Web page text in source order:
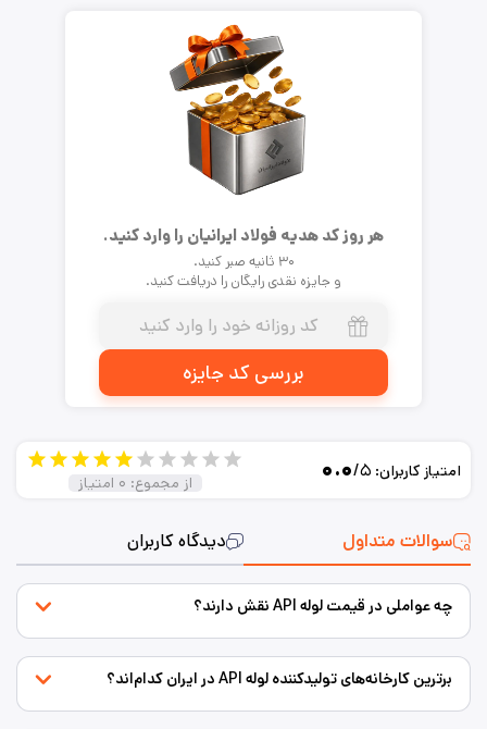
هر روز کد هدیه فولاد ایرانیان را وارد کنید.
۳۰ ثانیه صبر کنید.
و جایزه نقدی رایگان را دریافت کنید.
بررسی کد جایزه
سوالات متداول دیدگاه کاربران
امتیاز کاربران: ۰.۰/۵
از مجموع: ۰ امتیاز
چه عواملی در قیمت لوله API نقش دارند؟
برترین کارخانه‌های تولیدکننده لوله API در ایران کدام‌اند؟